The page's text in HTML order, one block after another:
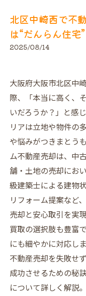
北区中崎西で不
は“だんらん住宅”
2025/08/14
大阪府大阪市北区中
際、「本当に高く、
いだろうか？」と感
リアは立地や物件の
や悩みがつきまとう
ム不動産売却は、中
舗・土地の売却にお
級建築士による建物
リフォーム提案など
売却と安心取引を実
買取の選択肢も豊富
にも細やかに対応し
不動産売却を失敗せ
成功させるための秘
について詳しく解説